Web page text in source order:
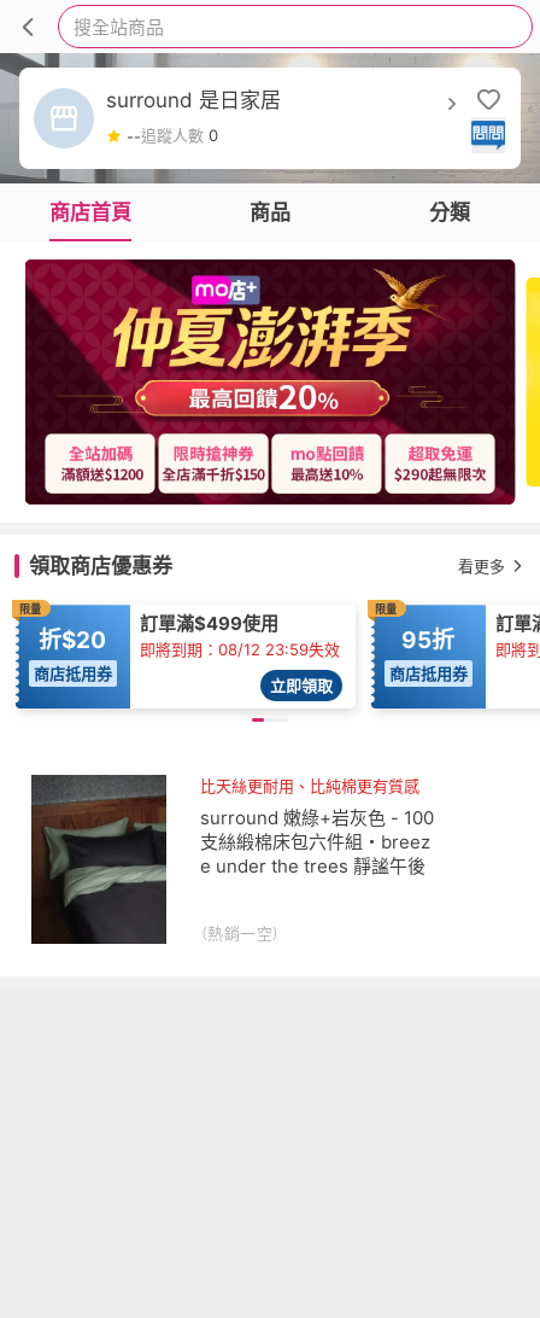
搜全站商品
surround 是日家居
--追蹤人數 0
商店首頁 商品 分類
領取商店優惠券 看更多
限量
折$20
商店抵用券
訂單滿$499使用
即將到期：08/12 23:59失效
立即領取
限量
95折
商店抵用券
訂單
即將
比天絲更耐用、比純棉更有質感
surround 嫩綠+岩灰色 - 100
支絲緞棉床包六件組・breez
e under the trees 靜謐午後
(熱銷一空)